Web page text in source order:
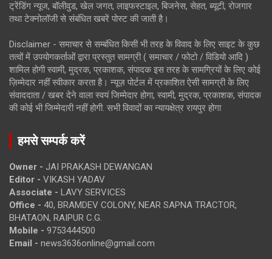
ट्रेंडिंग न्यूज, बॉलीवुड, खेल जगत, लाइफस्टाइल, बिजनेस, सेहत, ब्यूटी, रोजगार
तथा टेक्नोलॉजी से संबंधित खबरें पोस्ट की जाती है।
Disclaimer - समाचार से सम्बंधित किसी भी तरह के विवाद के लिए साइट के कुछ
तत्वों में उपयोगकर्ताओं द्वारा प्रस्तुत सामग्री ( समाचार / फोटो / विडियो आदि )
शामिल होगी स्वामी, मुद्रक, प्रकाशक, संपादक इस तरह के सामग्रियों के लिए कोई
ज़िम्मेदार नहीं स्वीकार करता है। न्यूज़ पोर्टल में प्रकाशित ऐसी सामग्री के लिए
संवाददाता / खबर देने वाला स्वयं जिम्मेदार होगा, स्वामी, मुद्रक, प्रकाशक, संपादक
की कोई भी जिम्मेदारी नहीं होगी. सभी विवादों का न्यायक्षेत्र रायपुर होगा
हमसे सम्पर्क करें
Owner - JAI PRAKASH DEWANGAN
Editor - VIKASH YADAV
Associate - LAVY SERVICES
Office - 40, BRAMDEV COLONY, NEAR SAPNA TRACTOR,
BHATAON, RAIPUR C.G.
Mobile - 9753444500
Email - news3636online@gmail.com